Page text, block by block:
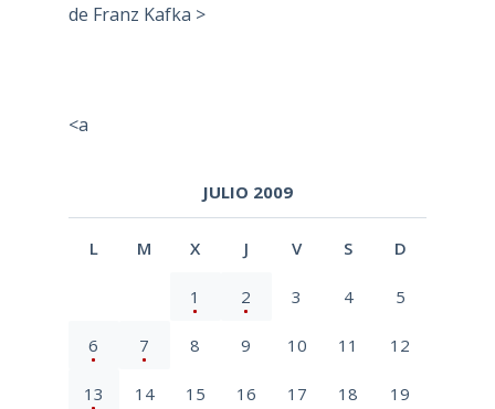
de Franz Kafka >
<a
JULIO 2009
L M X J V S D
1 2 3 4 5
6 7 8 9 10 11 12
13 14 15 16 17 18 19